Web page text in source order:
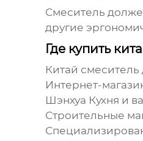
Смеситель
другие
Где купить
Китай смеситель
Интернет-
Шэнхуа Кухня и
Строительные